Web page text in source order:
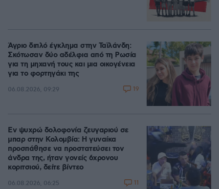
Άγριο διπλό έγκλημα στην Ταϊλάνδη:
Σκότωσαν δύο αδέλφια από τη Ρωσία
για τη μηχανή τους και μια οικογένεια
για το φορτηγάκι της
06.08.2026, 09:29 19
Εν ψυχρώ δολοφονία ζευγαριού σε
μπαρ στην Κολομβία: Η γυναίκα
προσπάθησε να προστατεύσει τον
άνδρα της, ήταν γονείς 6χρονου
κοριτσιού, δείτε βίντεο
06.08.2026, 06:25 11